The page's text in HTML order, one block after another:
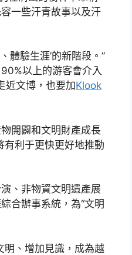
一些汗青故事以及汗
體驗生涯’的新階段。”
以上的游客會介入
近文博，也要加Klook
開闢和文明財產成長
有利于更快更好地推動
、非物資文明遺產展
合辦事系統，為“文明
明、增加見識，成為越